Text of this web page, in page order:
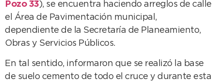
Pozo 33), se encuentra haciendo arreglos de calle
el Área de Pavimentación municipal,
dependiente de la Secretaría de Planeamiento,
Obras y Servicios Públicos.
En tal sentido, informaron que se realizó la base
de suelo cemento de todo el cruce y durante esta